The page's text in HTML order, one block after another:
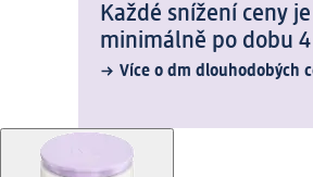
Každé snížení ceny
minimálně po dobu
Více o dm dlouhodobých